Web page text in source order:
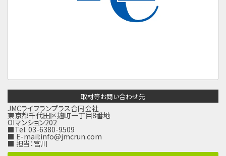
取材等お問い合わせ先
JMCライフランプラス合同会社
東京都千代田区麹町一丁目8番地
OIマンション202
■Tel. 03-6380-9509
■ E-mail:info@jmcrun.com
■ 担当：宮川